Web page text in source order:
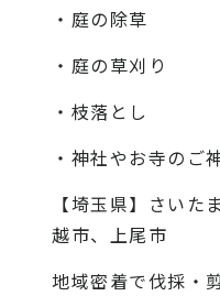
・庭の除草
・庭の草刈り
・枝落とし
・神社やお寺のご
【埼玉県】さいた
越市、上尾市
地域密着で伐採・